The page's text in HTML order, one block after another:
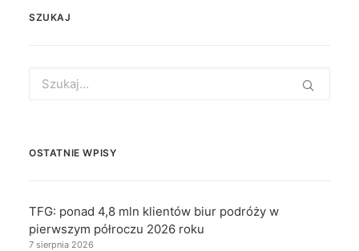
SZUKAJ
for:
OSTATNIE WPISY
TFG: ponad 4,8 mln klientów biur podróży w
pierwszym półroczu 2026 roku
7 sierpnia 2026